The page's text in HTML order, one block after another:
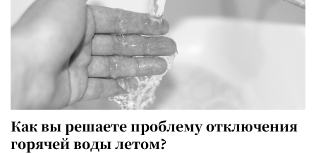
Как вы решаете проблему отключения
горячей воды летом?